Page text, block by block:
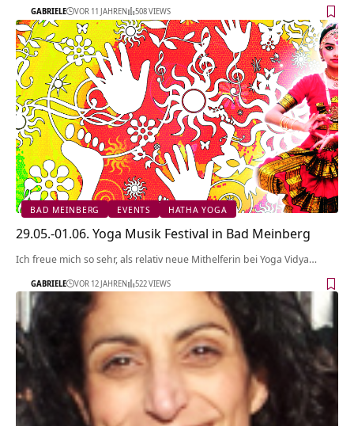
GABRIELE VOR 11 JAHREN 508 VIEWS
BAD MEINBERG EVENTS HATHA YOGA
29.05.-01.06. Yoga Musik Festival in Bad Meinberg
Ich freue mich so sehr, als relativ neue Mithelferin bei Yoga Vidya…
GABRIELE VOR 12 JAHREN 522 VIEWS